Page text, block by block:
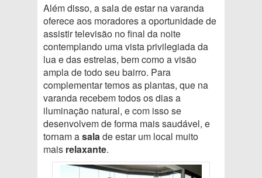
Além disso, a sala de estar na varanda
oferece aos moradores a oportunidade de
assistir televisão no final da noite
contemplando uma vista privilegiada da
lua e das estrelas, bem como a visão
ampla de todo seu bairro. Para
complementar temos as plantas, que na
varanda recebem todos os dias a
iluminação natural, e com isso se
desenvolvem de forma mais saudável, e
tornam asalade estar um local muito
mais relaxante.